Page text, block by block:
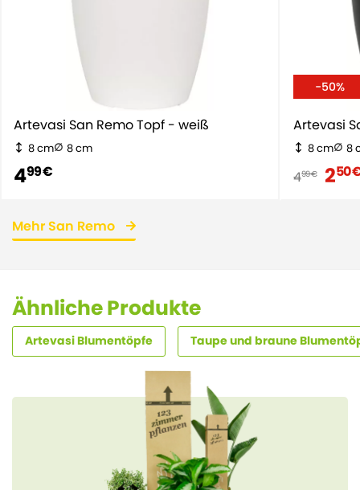
Artevasi San Remo Topf - weiß
8 cm 8 cm
499 €
-50%
Artevasi
8 cm 8
499 € 250
Mehr San Remo
Ähnliche Produkte
Artevasi Blumentöpfe Taupe und braune